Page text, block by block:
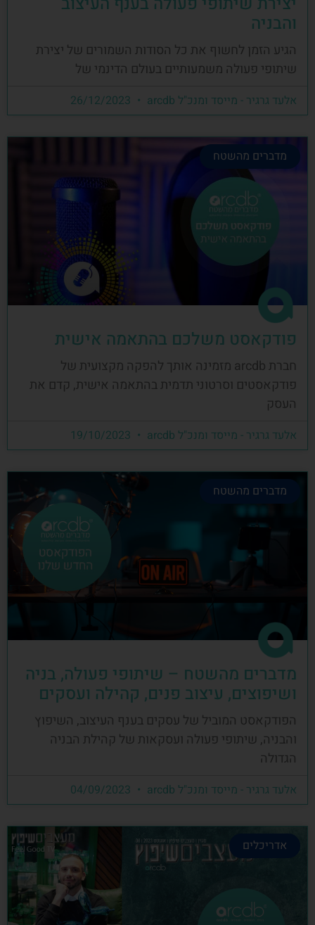
והבניה
הגיע הזמן לחשוף את כל הסודות השמורים של יצירת
שיתופי פעולה משמעותיים בעולם הדינמי של
אלעד גרגיר - מייסד ומנכ"ל arcdb
מדברים מהשטח
פודקאסט משלכם בהתאמה אישית
חברת arcdb מזמינה אותך להפקה מקצועית של
פודקאסטים וסרטוני תדמית בהתאמה אישית, קדם את
העסק
אלעד גרגיר - מייסד ומנכ"ל arcdb
מדברים מהשטח
מדברים מהשטח – שיתופי פעולה, בניה
ושיפוצים, עיצוב פנים, קהילה ועסקים
הפודקאסט המוביל של עסקים בענף העיצוב, השיפוץ
והבניה, שיתופי פעולה ועסקאות של קהילת הבניה
הגדולה
אלעד גרגיר - מייסד ומנכ"ל arcdb
אדריכלים